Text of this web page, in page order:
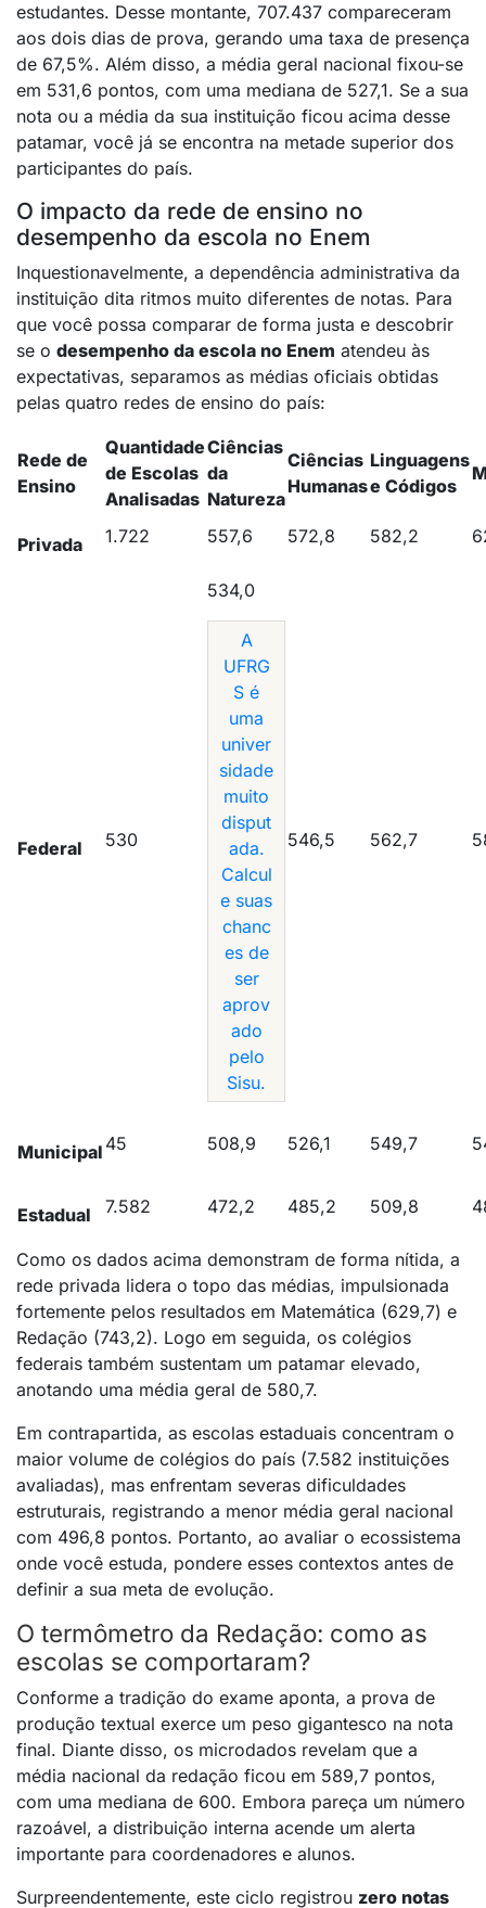
estudantes. Desse montante, 707.437 compareceram
aos dois dias de prova, gerando uma taxa de presença
de 67,5%. Além disso, a média geral nacional fixou-se
em 531,6 pontos, com uma mediana de 527,1. Se a sua
nota ou a média da sua instituição ficou acima desse
patamar, você já se encontra na metade superior dos
participantes do país.
O impacto da rede de ensino no
desempenho da escola no Enem
Inquestionavelmente, a dependência administrativa da
instituição dita ritmos muito diferentes de notas. Para
que você possa comparar de forma justa e descobrir
se o desempenho da escola no Enem atendeu às
expectativas, separamos as médias oficiais obtidas
pelas quatro redes de ensino do país:
Rede de
Ensino
Quantidade
de Escolas
Analisadas
Ciências
da
Natureza
Ciências
Humanas
Linguagens
e Códigos
Privada 1.722 557,6 572,8 582,2
Federal 530
534,0
A
UFRG
S é
uma
univer
sidade
muito
disput
ada.
Calcul
e suas
chanc
es de
ser
aprov
ado
pelo
Sisu.
546,5 562,7
Municipal 45 508,9 526,1 549,7
Estadual 7.582 472,2 485,2 509,8
Como os dados acima demonstram de forma nítida, a
rede privada lidera o topo das médias, impulsionada
fortemente pelos resultados em Matemática (629,7) e
Redação (743,2). Logo em seguida, os colégios
federais também sustentam um patamar elevado,
anotando uma média geral de 580,7.
Em contrapartida, as escolas estaduais concentram o
maior volume de colégios do país (7.582 instituições
avaliadas), mas enfrentam severas dificuldades
estruturais, registrando a menor média geral nacional
com 496,8 pontos. Portanto, ao avaliar o ecossistema
onde você estuda, pondere esses contextos antes de
definir a sua meta de evolução.
O termômetro da Redação: como as
escolas se comportaram?
Conforme a tradição do exame aponta, a prova de
produção textual exerce um peso gigantesco na nota
final. Diante disso, os microdados revelam que a
média nacional da redação ficou em 589,7 pontos,
com uma mediana de 600. Embora pareça um número
razoável, a distribuição interna acende um alerta
importante para coordenadores e alunos.
Surpreendentemente, este ciclo registrou zero notas